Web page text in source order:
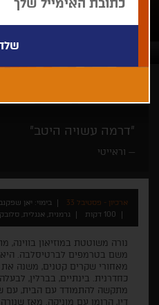
"דרמה עשויה היטב"
וראייטי
ארכיון - פסטיבל 33 בימוי: יאן
100 דקות
גרמנית, אנגלית,
נורה משוטטת במוזיאון
משם בטרמפים לברטיסלבה.
מאחורי שקרים קטנים, משנה
כחדרנית. בינתיים, בברלין,
מתקשה להתמודד עם הבית, עם
דין, הרומן עם מוניקה. מאז